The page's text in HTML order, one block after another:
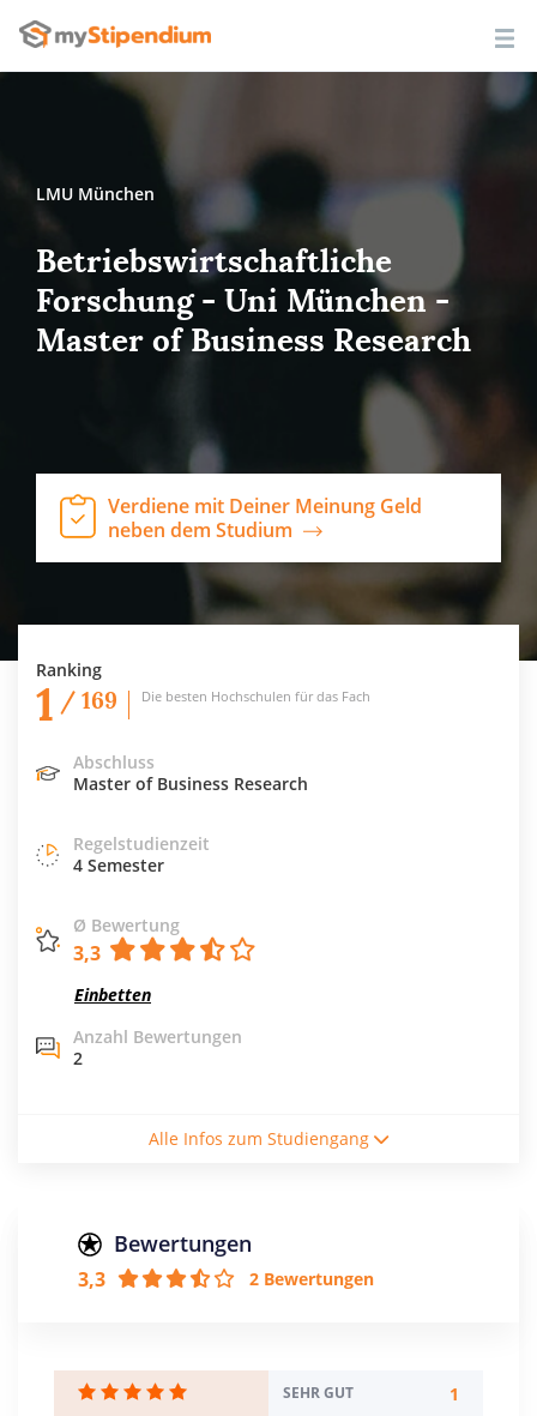
LMU München
Betriebswirtschaftliche
Forschung - Uni München -
Master of Business Research
Verdiene mit Deiner Meinung Geld
neben dem Studium
Ranking
1 / 169 Die besten Hochschulen für das Fach
Abschluss
Master of Business Research
Regelstudienzeit
4 Semester
Ø Bewertung
3,3
Einbetten
Anzahl Bewertungen
2
Vollzeitstudium
Zulassungsbeschränkung
Creditpoints
120
Alle Infos zum Studiengang
Bewertungen
3,3 2 Bewertungen
SEHR GUT 1